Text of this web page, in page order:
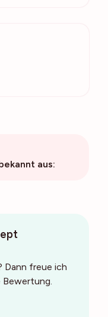
aus:
Dann freue ich
Bewertung.